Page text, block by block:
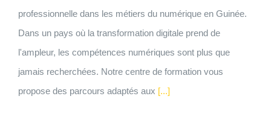
professionnelle dans les métiers du numérique en Guinée.
Dans un pays où la transformation digitale prend de
l'ampleur, les compétences numériques sont plus que
jamais recherchées. Notre centre de formation vous
propose des parcours adaptés aux [...]